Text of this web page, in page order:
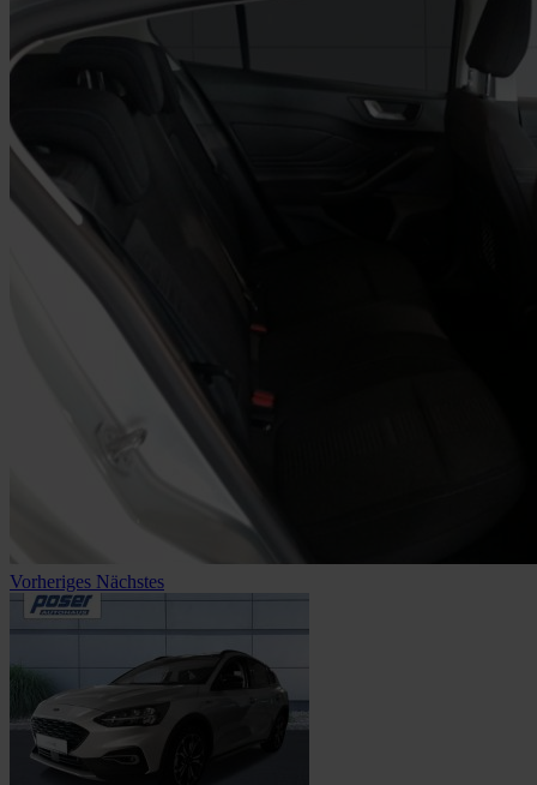
Vorheriges Nächstes